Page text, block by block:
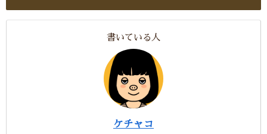
書いている人
ケチャコ